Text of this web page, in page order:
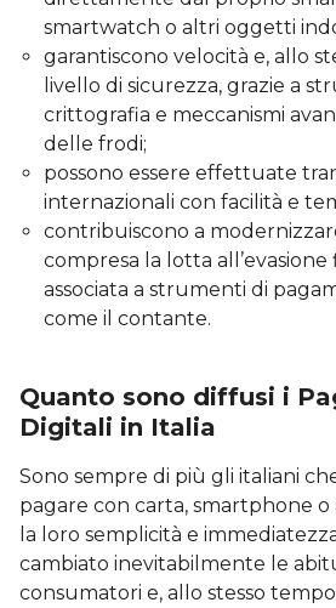
smartwatch o altri oggetti
garantiscono velocità e, allo
livello di sicurezza, grazie a
crittografia e meccanismi
delle frodi;
possono essere effettuate
internazionali con facilità e
contribuiscono a
compresa la lotta all’evasione
associata a strumenti di
come il contante.
Quanto sono diffusi i
Digitali in Italia
Sono sempre di più gli italiani
pagare con carta, smartphone o
la loro semplicità e
cambiato inevitabilmente le
consumatori e, allo stesso